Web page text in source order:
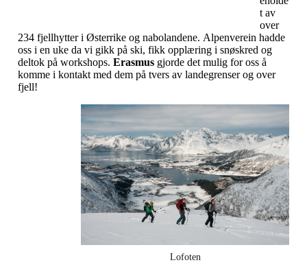
t av
over
234 fjellhytter i Østerrike og nabolandene. Alpenverein hadde
oss i en uke da vi gikk på ski, fikk opplæring i snøskred og
deltok på workshops. Erasmus gjorde det mulig for oss å
komme i kontakt med dem på tvers av landegrenser og over
fjell!
Lofoten